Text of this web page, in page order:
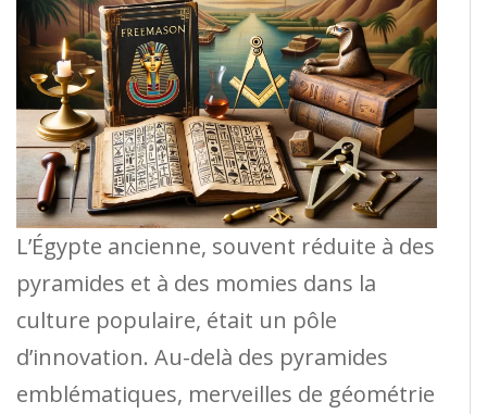
L’Égypte ancienne, souvent réduite à des
pyramides et à des momies dans la
culture populaire, était un pôle
d’innovation. Au-delà des pyramides
emblématiques, merveilles de géométrie